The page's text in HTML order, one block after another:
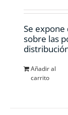
Se
sobre las
Añadir al
carrito